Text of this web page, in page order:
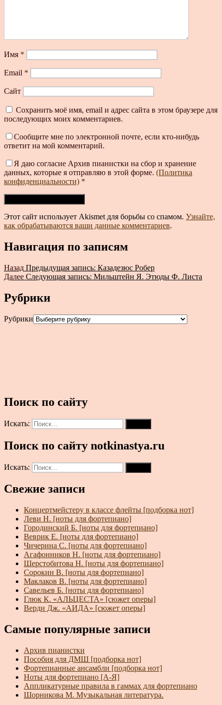
Имя *
Email *
Сайт
Сохранить моё имя, email и адрес сайта в этом браузере для
последующих моих комментариев.
Сообщите мне по электронной почте, если кто-нибудь
ответит на мой комментарий.
Я даю согласие Архив пианистки на сбор и хранение
данных, которые я отправляю в этой форме. (Политика
конфиденциальности) *
Этот сайт использует Akismet для борьбы со спамом. Узнайте,
как обрабатываются ваши данные комментариев.
Навигация по записям
Назад Предыдущая запись: Казадезюс Робер
Далее Следующая запись: Мильштейн Я. Этюды Ф. Листа
Рубрики
Рубрики
Поиск по сайту
Искать:
Поиск по сайту notkinastya.ru
Искать:
Свежие записи
Концертмейстеру в классе флейты [подборка нот]
Леви Н. [ноты для фортепиано]
Городинский Б. [ноты для фортепиано]
Веврик Е. [ноты для фортепиано]
Чичерина С. [ноты для фортепиано]
Агафонников Н. [ноты для фортепиано]
Шерстобитова Н. [ноты для фортепиано]
Сорокин В. [ноты для фортепиано]
Маклаков В. [ноты для фортепиано]
Савельев Б. [ноты для фортепиано]
Глюк К. «АЛЬЦЕСТА» [сюжет оперы]
Верди Дж. «АИДА» [сюжет оперы]
Самые популярные записи
Архив пианистки
Пособия для ДМШ [подборка нот]
Фортепианные ансамбли [подборка нот]
Ноты для фортепиано [А-Я]
Аппликатурные правила в гаммах для фортепиано
Шорникова М. Музыкальная литература.